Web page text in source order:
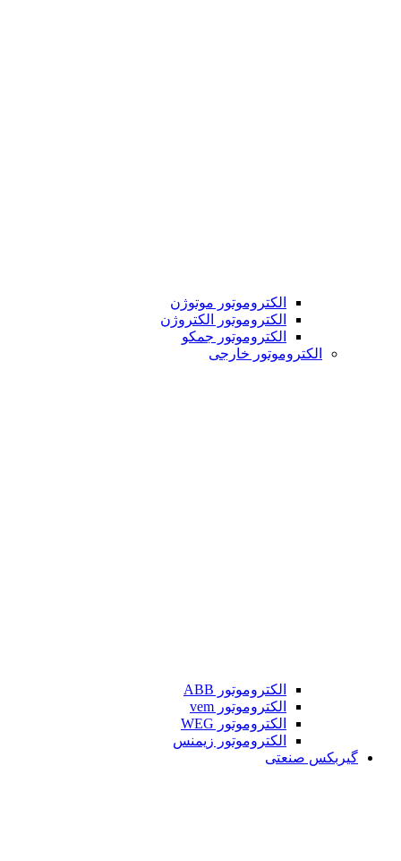
الکتروموتور موتوژن
الکتروموتور الکتروژن
الکتروموتور جمکو
الکتروموتور خارجی
الکتروموتور ABB
الکتروموتور vem
الکتروموتور WEG
الکتروموتور زیمنس
گیربکس صنعتی